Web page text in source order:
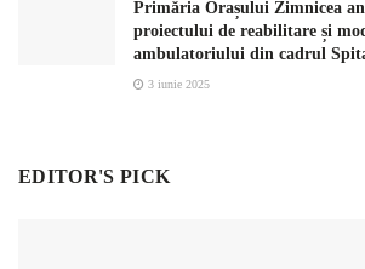
Primăria Orașului Zimnicea
proiectului de reabilitare și
ambulatoriului din cadrul
3 iunie 2025
EDITOR'S PICK